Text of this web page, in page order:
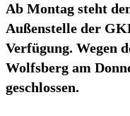
Ab Montag steht
Außenstelle der
Verfügung. Wegen
Wolfsberg am
geschlossen.